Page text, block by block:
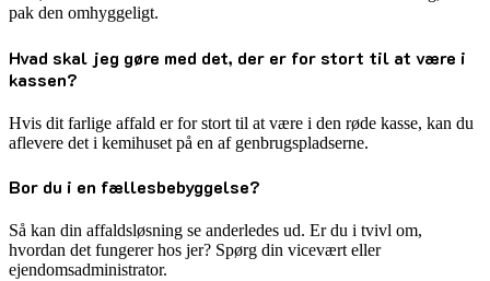
pak den omhyggeligt.
Hvad skal jeg gøre med det, der er for stort til at være i
kassen?
Hvis dit farlige affald er for stort til at være i den røde kasse, kan du
aflevere det i kemihuset på en af genbrugspladserne.
Bor du i en fællesbebyggelse?
Så kan din affaldsløsning se anderledes ud. Er du i tvivl om,
hvordan det fungerer hos jer? Spørg din vicevært eller
ejendomsadministrator.